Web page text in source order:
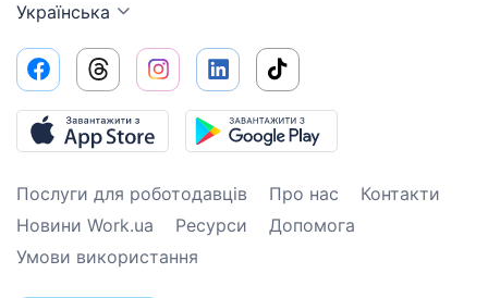
Українська
Послуги для роботодавців Про нас
Контакти
Новини Work.ua
Ресурси
Допомога
Умови використання